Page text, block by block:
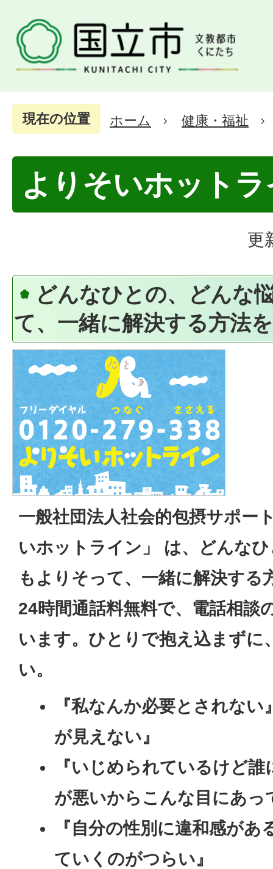
現在の位置 ホーム 健康・福祉
よりそいホット
更
どんなひとの、どんな
て、一緒に解決する方法
一般社団法人社会的包摂サポー
いホットライン」 は、どんな
もよりそって、一緒に解決する
24時間通話料無料で、電話相談
います。ひとりで抱え込まずに
い。
『私なんか必要とされな
が見えない』
『いじめられているけど
が悪いからこんな目にあっ
『自分の性別に違和感が
ていくのがつらい』